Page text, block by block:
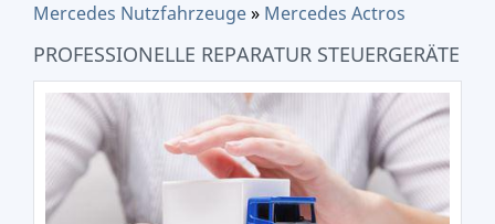
Mercedes Nutzfahrzeuge» Mercedes Actros
PROFESSIONELLE REPARATUR STEUERGERÄTE